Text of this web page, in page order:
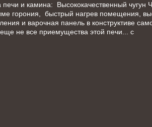
и камина:  Высококачественный чугун
горония,  быстрый нагрев помещения,
и варочная панель в конструктиве
не все приемущества этой печи... с